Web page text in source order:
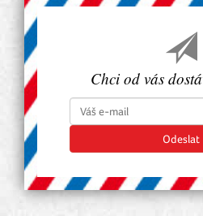
Chci od vás